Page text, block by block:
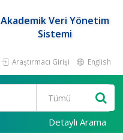
Akademik Veri Yönetim
Sistemi
Araştırmacı Girişi English
Detaylı Arama